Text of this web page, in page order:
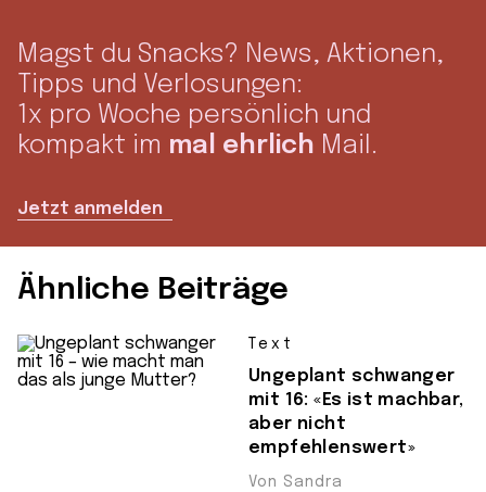
Magst du Snacks? News, Aktionen,
Tipps und Verlosungen:
1x pro Woche persönlich und
kompakt im mal ehrlich Mail.
Jetzt anmelden
Ähnliche Beiträge
Text
Ungeplant schwanger
mit 16: «Es ist machbar,
aber nicht
empfehlenswert»
Von Sandra